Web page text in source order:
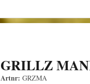
GRILLZ
Artnr: GRZMA